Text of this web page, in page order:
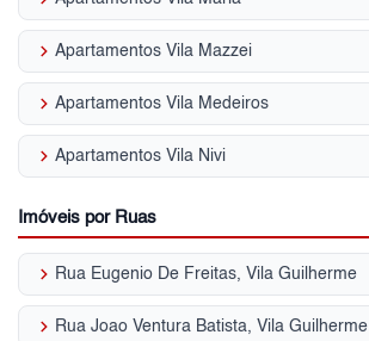
keyboard_arrow_right Apartamentos Vila Mazzei
keyboard_arrow_right Apartamentos Vila Medeiros
keyboard_arrow_right Apartamentos Vila Nivi
Imóveis por Ruas
keyboard_arrow_right Rua Eugenio De Freitas, Vila Guilherme
keyboard_arrow_right Rua Joao Ventura Batista, Vila Guilherme